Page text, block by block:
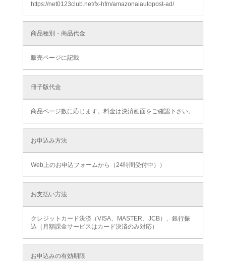
https://net0123club.net/fx-hfm/amazonaiautopost-ad/
商品種別・商品代金
販売ページに記載
冊子版代金
商品ページ数に応じます。料金は決済画面をご確認下さい。
お申込み方法
Web上のお申込フォームから（24時間受付中））
お支払い方法
クレジットカード決済（VISA、MASTER、JCB）、銀行振
込（月額課金サービスはカード決済のみ対応）
お申込みの有効期限